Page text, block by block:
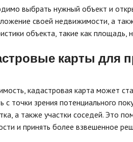
выбрать нужный объект и
своей недвижимости, а
объекта, такие как площадь,
карты для
кадастровая карта может
точки зрения потенциального
а также участки соседей. Это
и принять более взвешенное